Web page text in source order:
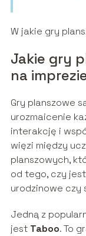
W jakie gry
Jakie gry
na
Gry planszowe
urozmaicenie
interakcję i
więzi między
planszowych,
od tego, czy
urodzinowe czy
Jedną z
jest Taboo. To